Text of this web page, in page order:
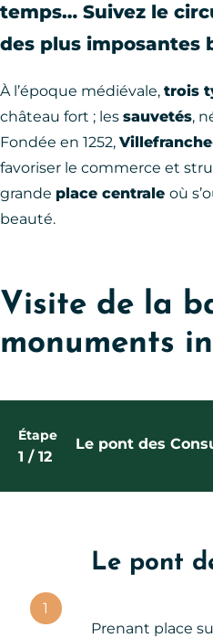
temps… Suivez le
des plus imposantes
À l’époque médiévale, trois
château fort ; les sauvetés,
Fondée en 1252,
favoriser le commerce et
grande place centrale où
beauté.
Visite de la
monuments
Étape
1 / 12
Le pont des
1
Le pont
Prenant place